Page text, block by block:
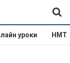
уроки НМТ